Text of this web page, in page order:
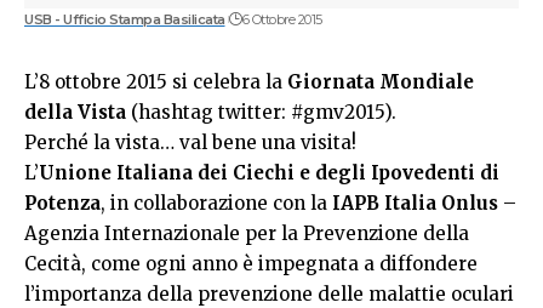
USB - Ufficio Stampa Basilicata 6 Ottobre 2015
L’8 ottobre 2015 si celebra la Giornata Mondiale
della Vista (hashtag twitter: #gmv2015).
Perché la vista… val bene una visita!
L’Unione Italiana dei Ciechi e degli Ipovedenti di
Potenza, in collaborazione con la IAPB Italia Onlus –
Agenzia Internazionale per la Prevenzione della
Cecità, come ogni anno è impegnata a diffondere
l’importanza della prevenzione delle malattie oculari